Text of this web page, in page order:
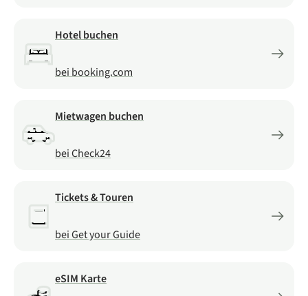
Hotel buchen
bei booking.com
Mietwagen buchen
bei Check24
Tickets & Touren
bei Get your Guide
eSIM Karte